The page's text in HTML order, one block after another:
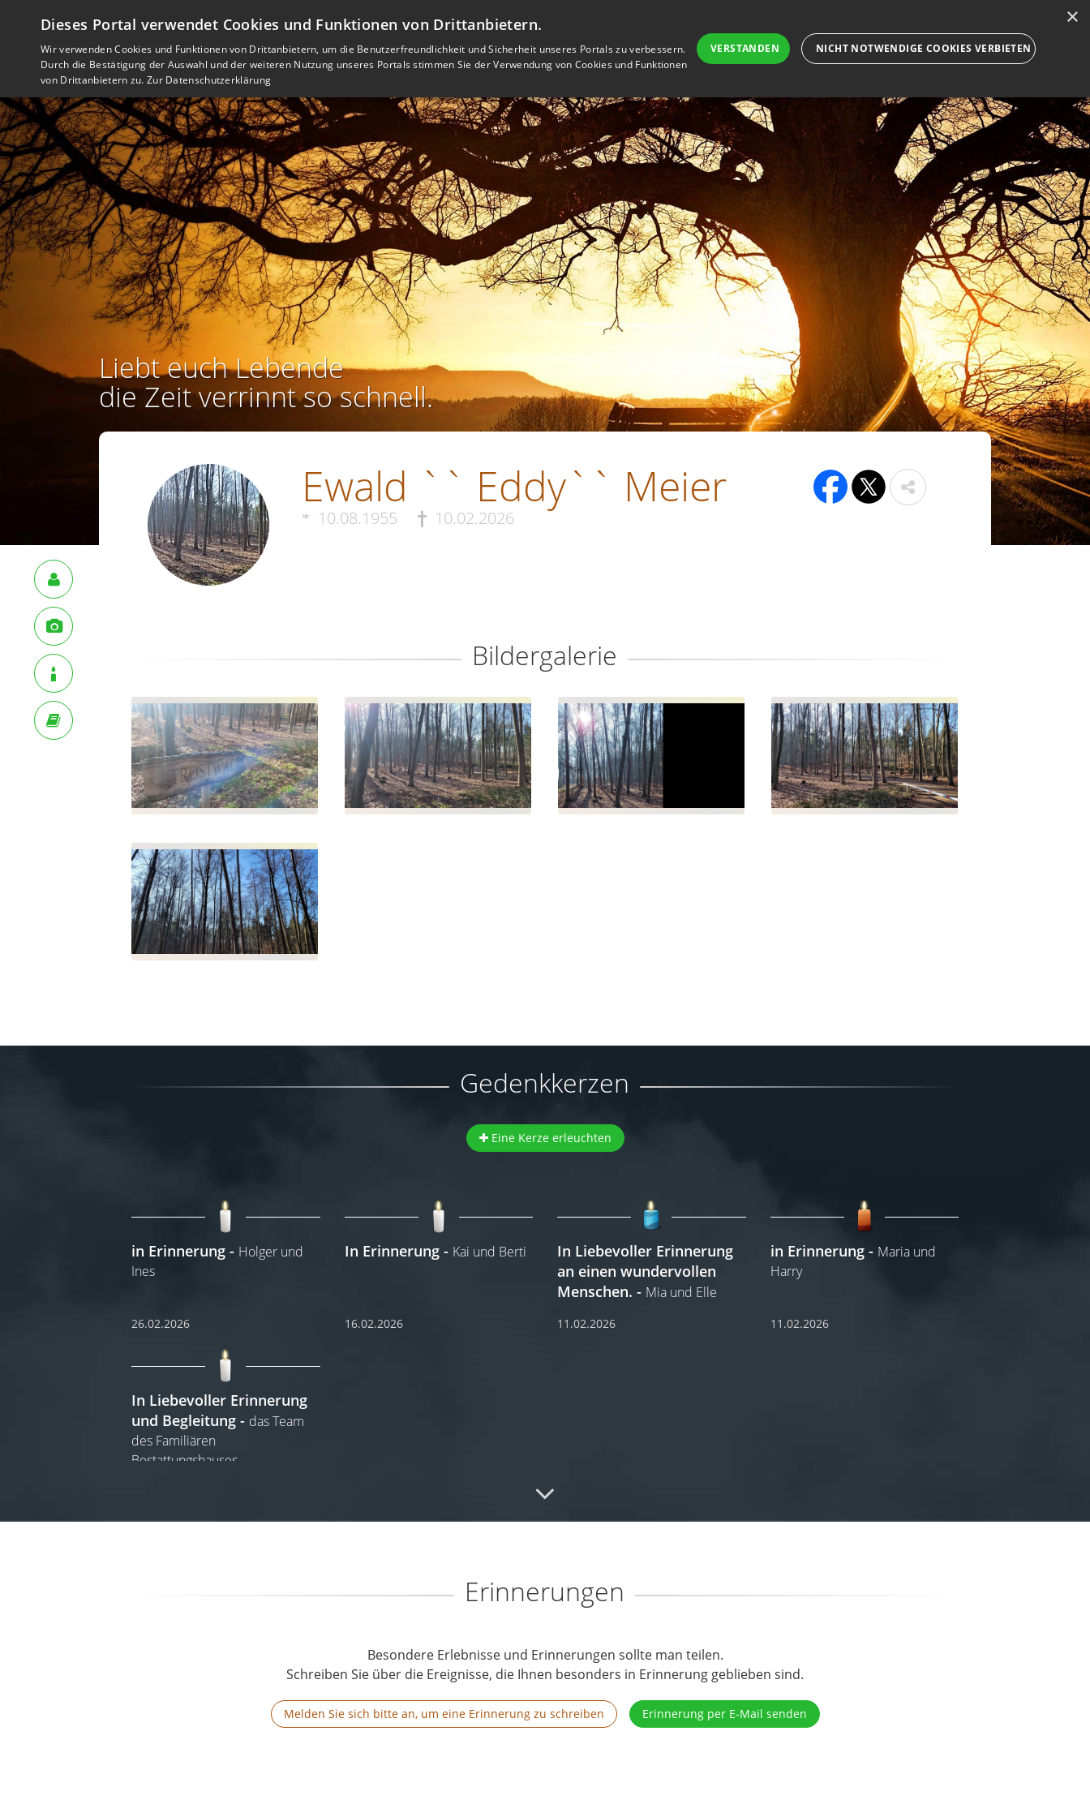
GEDENKSEITEN ALLGEMEINES GEDENKSEITE GESTALTEN
Liebt euch Lebende
die Zeit verrinnt so schnell.
Ewald `` Eddy`` Meier
10.08.1955 10.02.2026
Bildergalerie
Gedenkkerzen
Eine Kerze erleuchten
in Erinnerung
Holger und
Ines
26.02.2026
In Erinnerung Kai und Berti
16.02.2026
In Liebevoller Erinnerung
an einen wundervollen
Menschen.
Mia und Elle
11.02.2026
in Erinnerung
Maria und
Harry
11.02.2026
In Liebevoller Erinnerung
und Begleitung
das Team
des Familiären
Bestattungshauses.
Erinnerungen
Besondere Erlebnisse und Erinnerungen sollte man teilen.
Schreiben Sie über die Ereignisse, die Ihnen besonders in Erinnerung geblieben sind.
Melden Sie sich bitte an, um eine Erinnerung zu schreiben Erinnerung per E-Mail senden
×
Dieses Portal verwendet Cookies und Funktionen von Drittanbietern.
Wir verwenden Cookies und Funktionen von Drittanbietern, um die Benutzerfreundlichkeit und Sicherheit unseres Portals zu verbessern.
Durch die Bestätigung der Auswahl und der weiteren Nutzung unseres Portals stimmen Sie der Verwendung von Cookies und Funktionen
von Drittanbietern zu. Zur Datenschutzerklärung
VERSTANDEN NICHT NOTWENDIGE COOKIES VERBIETEN